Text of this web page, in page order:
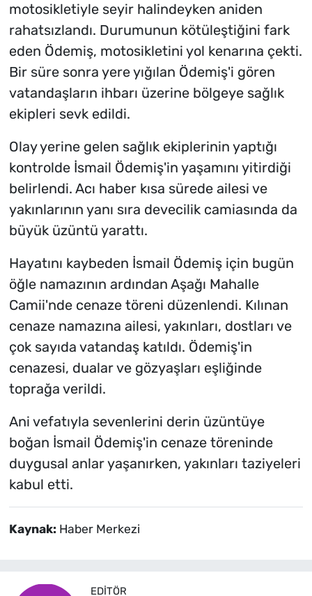
motosikletiyle seyir halindeyken aniden
rahatsızlandı. Durumunun kötüleştiğini fark
eden Ödemiş, motosikletini yol kenarına çekti.
Bir süre sonra yere yığılan Ödemiş'i gören
vatandaşların ihbarı üzerine bölgeye sağlık
ekipleri sevk edildi.
Olay yerine gelen sağlık ekiplerinin yaptığı
kontrolde İsmail Ödemiş'in yaşamını yitirdiği
belirlendi. Acı haber kısa sürede ailesi ve
yakınlarının yanı sıra devecilik camiasında da
büyük üzüntü yarattı.
Hayatını kaybeden İsmail Ödemiş için bugün
öğle namazının ardından Aşağı Mahalle
Camii'nde cenaze töreni düzenlendi. Kılınan
cenaze namazına ailesi, yakınları, dostları ve
çok sayıda vatandaş katıldı. Ödemiş'in
cenazesi, dualar ve gözyaşları eşliğinde
toprağa verildi.
Ani vefatıyla sevenlerini derin üzüntüye
boğan İsmail Ödemiş'in cenaze töreninde
duygusal anlar yaşanırken, yakınları taziyeleri
kabul etti.
Kaynak: Haber Merkezi
EDITÖR